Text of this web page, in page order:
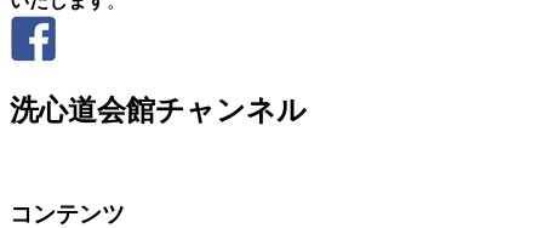
洗心道会館チャンネル
コンテンツ